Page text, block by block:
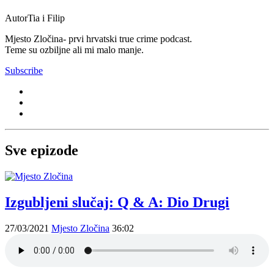
AutorTia i Filip
Mjesto Zločina- prvi hrvatski true crime podcast.
Teme su ozbiljne ali mi malo manje.
Subscribe
Sve epizode
Izgubljeni slučaj: Q & A: Dio Drugi
27/03/2021 Mjesto Zločina 36:02